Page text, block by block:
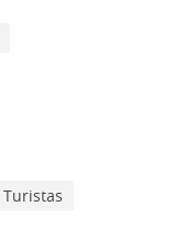
Turistas